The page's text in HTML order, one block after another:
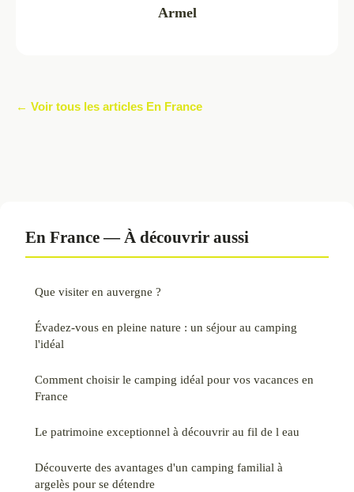
Armel
← Voir tous les articles En France
En France — À découvrir aussi
Que visiter en auvergne ?
Évadez-vous en pleine nature : un séjour au camping
l'idéal
Comment choisir le camping idéal pour vos vacances en
France
Le patrimoine exceptionnel à découvrir au fil de l eau
Découverte des avantages d'un camping familial à
argelès pour se détendre